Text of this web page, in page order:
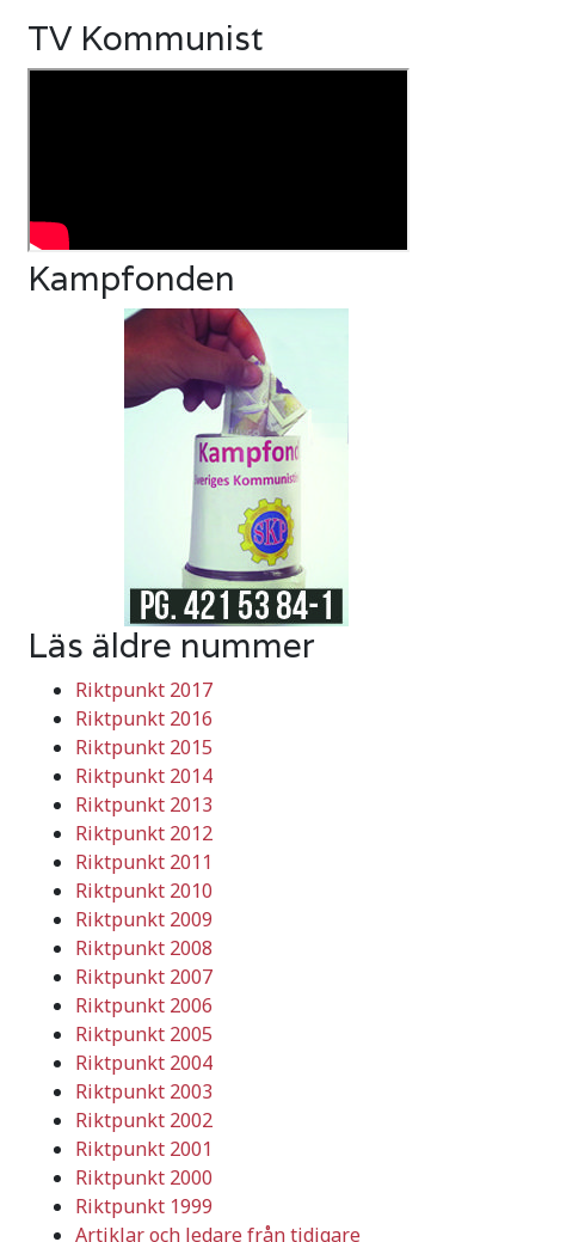
TV Kommunist
Kampfonden
Läs äldre nummer
Riktpunkt 2017
Riktpunkt 2016
Riktpunkt 2015
Riktpunkt 2014
Riktpunkt 2013
Riktpunkt 2012
Riktpunkt 2011
Riktpunkt 2010
Riktpunkt 2009
Riktpunkt 2008
Riktpunkt 2007
Riktpunkt 2006
Riktpunkt 2005
Riktpunkt 2004
Riktpunkt 2003
Riktpunkt 2002
Riktpunkt 2001
Riktpunkt 2000
Riktpunkt 1999
Artiklar och ledare från tidigare